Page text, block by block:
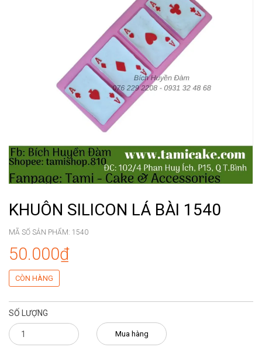
KHUÔN SILICON LÁ BÀI 1540
MÃ SỐ SẢN PHẨM: 1540
50.000₫
CÒN HÀNG
SỐ LƯỢNG
Mua hàng